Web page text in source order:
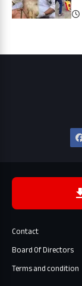
Contact
Board Of Directors
Terms and condition